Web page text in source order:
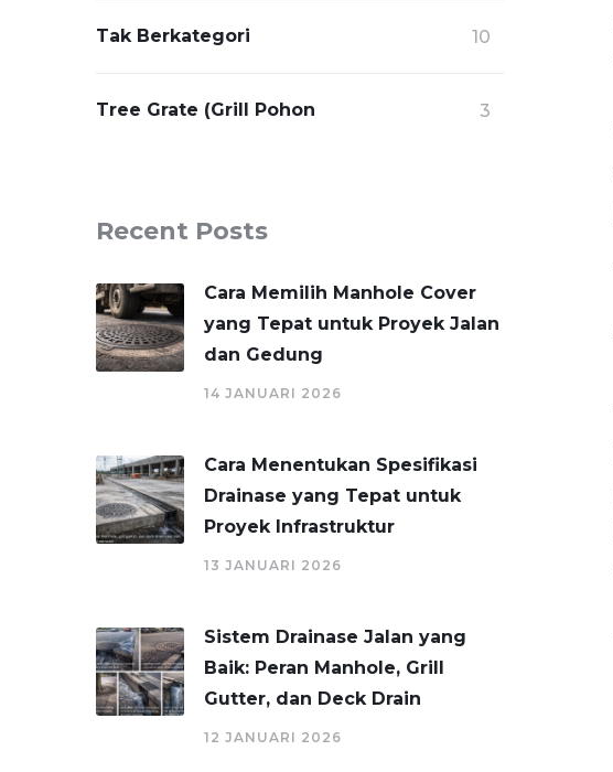
Tak Berkategori 10
Tree Grate (Grill Pohon 3
Recent Posts
Cara Memilih Manhole Cover
yang Tepat untuk Proyek Jalan
dan Gedung
14 JANUARI 2026
Cara Menentukan Spesifikasi
Drainase yang Tepat untuk
Proyek Infrastruktur
13 JANUARI 2026
Sistem Drainase Jalan yang
Baik: Peran Manhole, Grill
Gutter, dan Deck Drain
12 JANUARI 2026